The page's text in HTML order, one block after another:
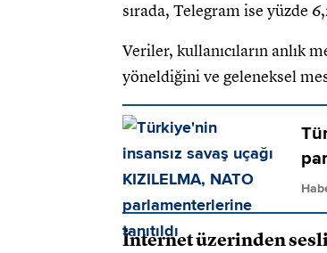
sırada, Telegram ise yüzde
Veriler, kullanıcıların anlık
yöneldiğini ve geleneksel
İnternet üzerinden